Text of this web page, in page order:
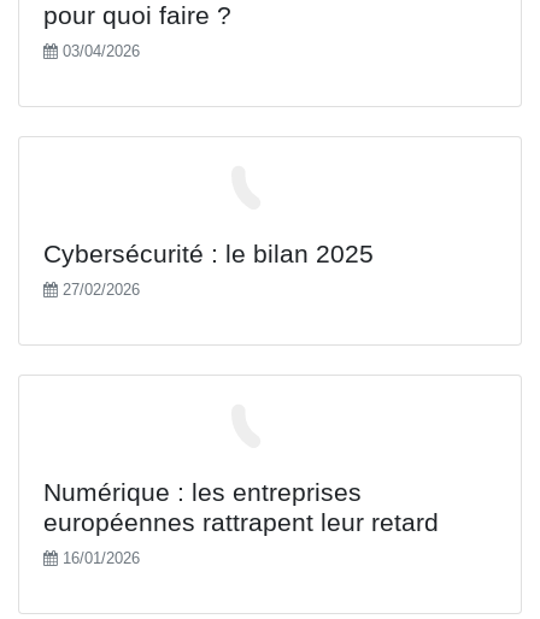
pour quoi faire ?
03/04/2026
Cybersécurité : le bilan 2025
27/02/2026
Numérique : les entreprises
européennes rattrapent leur retard
16/01/2026